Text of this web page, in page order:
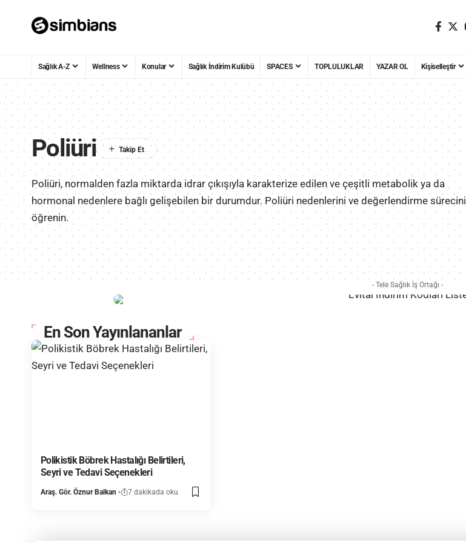
Sağlık A-Z Wellness Konular Sağlık İndirim Kulübü SPACES TOPLULUKLAR YAZAR OL Kişiselleştir
Poliüri
Poliüri, normalden fazla miktarda idrar çıkışıyla karakterize edilen ve çeşitli metabolik ya da
hormonal nedenlere bağlı gelişebilen bir durumdur. Poliüri nedenlerini ve değerlendirme sürecini
öğrenin.
- Tele Sağlık İş Ortağı -
En Son Yayınlananlar
Polikistik Böbrek Hastalığı Belirtileri,
Seyri ve Tedavi Seçenekleri
Araş. Gör. Öznur Balkan 7 dakikada oku